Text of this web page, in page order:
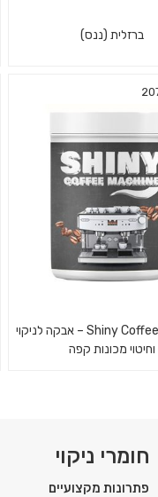
ברזלית (ננס)
ותבניות
Shiny Coffee Machine – אבקה לניקוי
וחיטוי מכונות קפה
ומכונות מיצים
חומרי ניקוי
פתרונות מקצועיים